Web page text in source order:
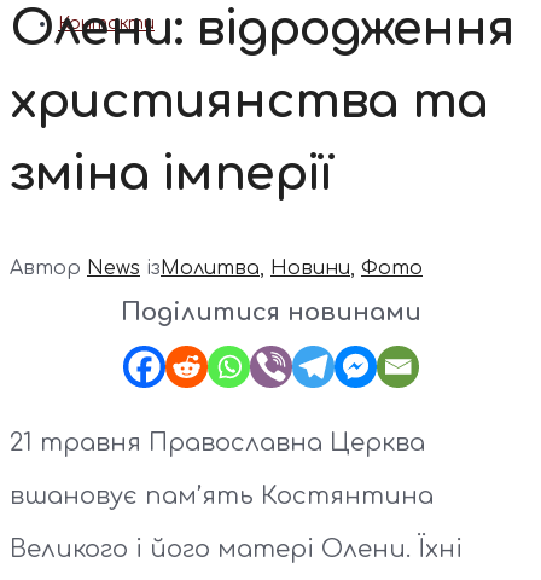
Контакти
Олени: відродження
християнства та
зміна імперії
Автор News ізМолитва, Новини, Фото
Поділитися новинами
21 травня Православна Церква
вшановує пам’ять Костянтина
Великого і його матері Олени. Їхні